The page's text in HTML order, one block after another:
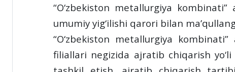
“O‘zbekiston metallurgiya
umumiy yig‘ilishi qarori bilan
“O‘zbekiston metallurgiya
filiallari negizida ajratib chiqarish